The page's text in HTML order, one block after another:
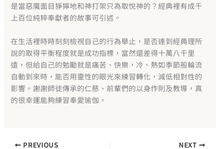
是當惡魔面目猙獰地和神打架只為取悅神的？經典裡有成千
上百位純粹奉獻者的故事可引述。
在生活裡時時刻刻檢視自己的行為舉止，是否達到經典理所
說的取得平衡程度就是成功指標，當然還差得十萬八千里
遠，但給自己的勉勵就是痛苦、快樂，冷、熱如季節般輪流
自動到來時，能否用靈性的眼光來練習轉化，減低相對性的
影響。謝謝師徒傳承的仁慈、前輩們的以身作則及教導，真
的很幸運能夠練習奉愛瑜伽。
PREVIOUS NEXT